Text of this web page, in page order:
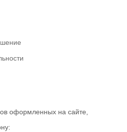
оформленных на сайте,